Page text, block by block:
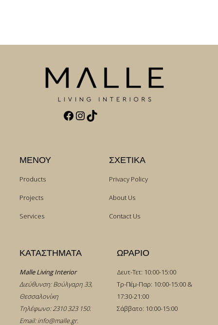
Facebook
Instagram
TikTok
ΜΕΝΟΥ
Products
Projects
Services
ΣΧΕΤΙΚΑ
Privacy Policy
About Us
Contact Us
ΚΑΤΑΣΤΗΜΑΤΑ
Malle Living Interior
Διεύθυνση: Βούλγαρη 33,
Θεσσαλονίκη
Τηλέφωνο:2310 323 150.
Email:info@malle.gr.
ΩΡΑΡΙΟ
Δευτ-Τετ: 10:00-15:00
Τρ-Πέμ-Παρ: 10:00-15:00 &
17:30-21:00
Σάββατο: 10:00-15:00